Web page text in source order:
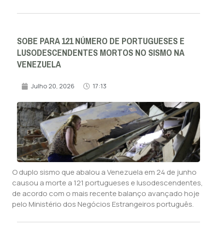
SOBE PARA 121 NÚMERO DE PORTUGUESES E
LUSODESCENDENTES MORTOS NO SISMO NA
VENEZUELA
Julho 20, 2026 17:13
O duplo sismo que abalou a Venezuela em 24 de junho
causou a morte a 121 portugueses e lusodescendentes,
de acordo com o mais recente balanço avançado hoje
pelo Ministério dos Negócios Estrangeiros português.